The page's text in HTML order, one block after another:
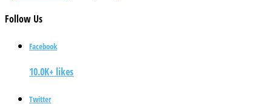
Follow Us
Facebook
10.0K+ likes
Twitter